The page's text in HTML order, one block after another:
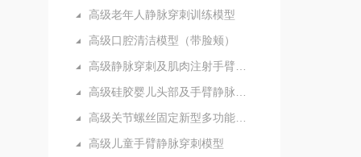
高级老年人静脉穿刺训练模型
高级口腔清洁模型（带脸颊）
高级儿童手臂静脉穿刺模型